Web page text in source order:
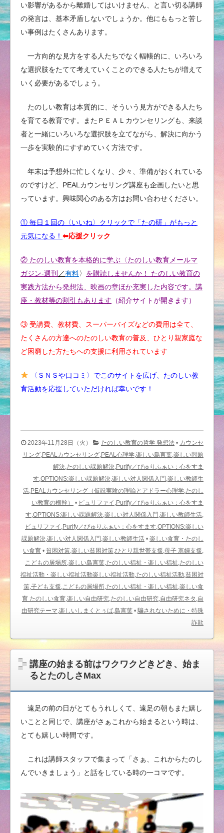
い影響があるから離婚してはいけません、と言い切る講師
の発言は、基本矛盾しないでしょうか。他にももっと苦し
い事例はたくさんあります。
一方向的な見方をする人たちでなく輻輳的に、いろいろ
な選択肢をたてて考えていくことのできる人たちが増えて
いく必要があるでしょう。
たのしい教育は本質的に、そういう見方ができる人たち
を育てる教育です。またＰＥＡＬカウンセリングも、来談
者と一緒にいろいろな選択肢を立てながら、解決に向かう
一歩を実験的にすすめていく方法です。
年末は予想外に忙しくなり、少々、準備がおくれている
のですけど、PEALカウンセリング講座も企画したいと思
っています。興味関心のある方はお問い合わせください。
① 毎日１回の〈いいね〉クリックで「たの研」がもっと
元気になる！ ⬅︎応援クリック
② たのしい教育を本格的に学ぶ〈たのしい教育メールマ
ガジン-週刊 ／有料〉 を購読しませんか！ たのしい教育の
実践方法から発想法、映画の章ほか充実した内容です。講
座・教材等の割引もあります （紹介サイトが開きます）
③ 受講費、教材費、スーパーバイズなどの費用は全て、
たくさんの方達へのたのしい教育の普及、ひとり親家庭な
ど困窮した方たちへの支援に利用されています
〈ＳＮＳや口コミ〉でこのサイトを広げ、たのしい教
育活動を応援していただければ幸いです！
2023年11月28日（火） たのしい教育の哲学 発想法 • カウンセ
リング,PEALカウンセリング,PEAL心理学,楽しい島言葉,楽しい問題
解決,たのしい課題解決,Purify／ぴゅりふぁい：心をすま
す,OPTIONS:楽しい課題解決,楽しい対人関係入門,楽しい教師生
活,PEALカウンセリング（仮説実験の理論とアドラー心理学,たのし
い教育の根幹）
• ピュリファイ,Purify／ぴゅりふぁい：心をすま
す,OPTIONS:楽しい課題解決,楽しい対人関係入門,楽しい教師生活,
ピュリファイ,Purify／ぴゅりふぁい：心をすます,OPTIONS:楽しい
課題解決,楽しい対人関係入門,楽しい教師生活 • 楽しい食育・たのし
い食育 • 貧困対策,楽しい貧困対策,ひとり親世帯支援,母子 寡婦支援,
こどもの居場所,楽しい島言葉,たのしい福祉・楽しい福祉,たのしい
福祉活動・楽しい福祉活動楽しい福祉活動,たのしい福祉活動,貧困対
策,子ども支援,こどもの居場所,たのしい福祉・楽しい福祉,楽しい食
育 たのしい食育,楽しい自由研究,たのしい自由研究,自由研究ネタ,自
由研究テーマ,楽しいしまくとぅば,島言葉 • 騙されないために・特殊
詐欺
講座の始まる前はワクワクどきどき、始ま
るとたのしさMax
遠足の前の日がとてもうれしくて、遠足の朝もまた嬉し
いことと同じで、講座がさぁこれから始まるという時は、
とても嬉しい時間です。
これは講師スタッフで集まって「さぁ、これからたのし
んでいきましょう」と話をしている時の一コマです。